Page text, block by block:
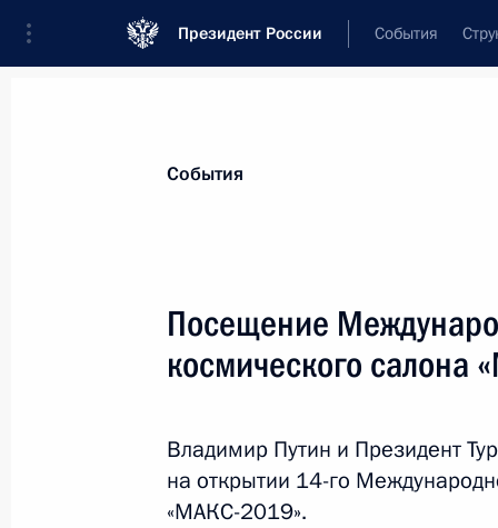
Президент России События
3 сентября 2019 года, 18:40
События
Посещение
космического салона
Владимир Путин и Президент
на открытии 14-го
«МАКС-2019».